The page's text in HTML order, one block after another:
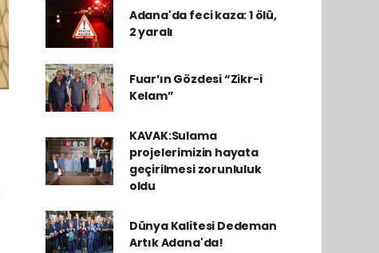
Adana'da feci kaza: 1 ölü,
2 yaralı
Fuar’ın Gözdesi “Zikr-i
Kelam”
KAVAK:Sulama
projelerimizin hayata
geçirilmesi zorunluluk
oldu
Dünya Kalitesi Dedeman
Artık Adana'da!